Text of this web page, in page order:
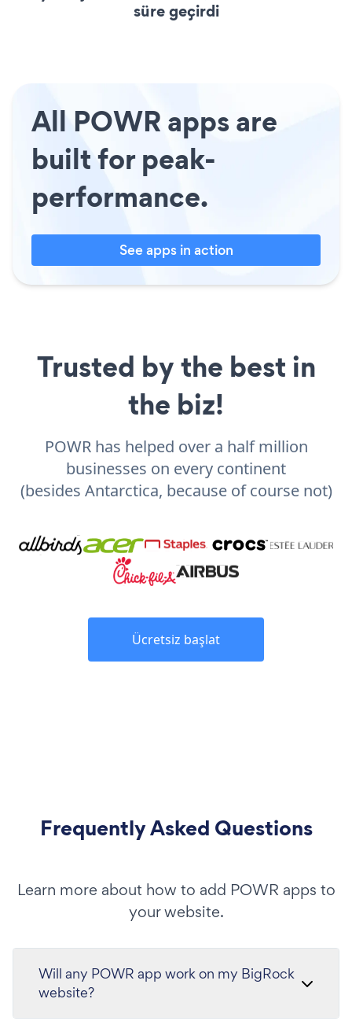
süre geçirdi
All POWR apps are
built for peak-
performance.
See apps in action
Trusted by the best in
the biz!
POWR has helped over a half million
businesses on every continent
(besides Antarctica, because of course not)
Ücretsiz başlat
Frequently Asked Questions
Learn more about how to add POWR apps to
your website.
Will any POWR app work on my BigRock
website?